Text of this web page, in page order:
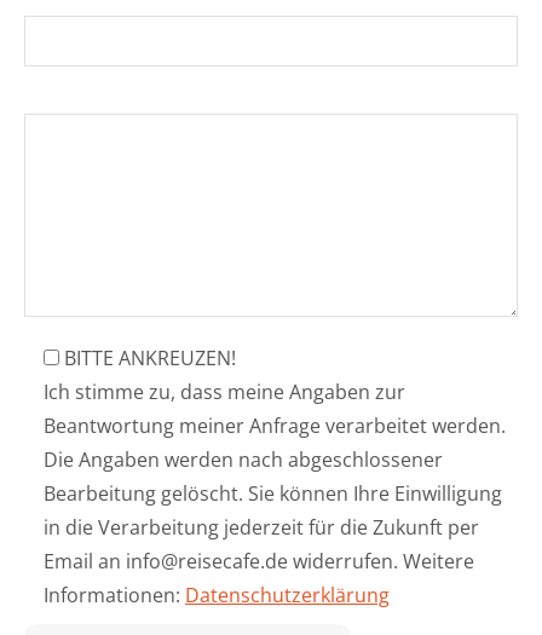
BITTE ANKREUZEN!
Ich stimme zu, dass meine Angaben zur
Beantwortung meiner Anfrage verarbeitet werden.
Die Angaben werden nach abgeschlossener
Bearbeitung gelöscht. Sie können Ihre Einwilligung
in die Verarbeitung jederzeit für die Zukunft per
Email an info@reisecafe.de widerrufen. Weitere
Informationen: Datenschutzerklärung